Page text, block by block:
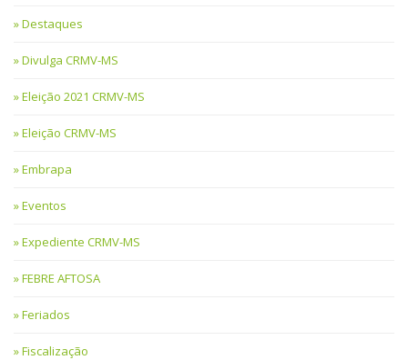
Destaques
Divulga CRMV-MS
Eleição 2021 CRMV-MS
Eleição CRMV-MS
Embrapa
Eventos
Expediente CRMV-MS
FEBRE AFTOSA
Feriados
Fiscalização